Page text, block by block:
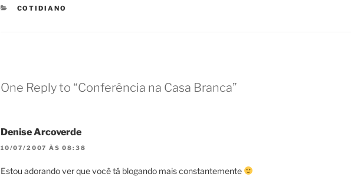
CATEGORIES
COTIDIANO
One Reply to “Conferência na Casa Branca”
Denise Arcoverde
10/07/2007 ÀS 08:38
Estou adorando ver que você tá blogando mais constantemente